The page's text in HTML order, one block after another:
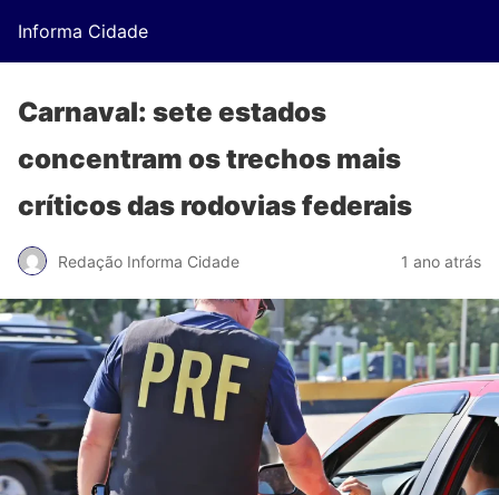
Informa Cidade
Carnaval: sete estados
concentram os trechos mais
críticos das rodovias federais
Redação Informa Cidade 1 ano atrás